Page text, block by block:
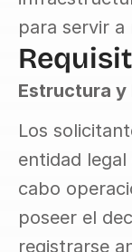
para servir
Estructura y
Los
entidad
cabo
poseer el
registrarse